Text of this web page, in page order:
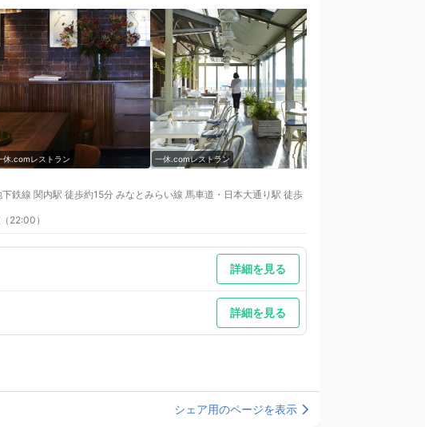
休.comレストラン 一休.comレストラン
鉄線 関内駅 徒歩約15分 みなとみらい線 馬車道・日本大通り駅 徒歩
22:00）
詳細を見る
詳細を見る
シェア用のページを表示